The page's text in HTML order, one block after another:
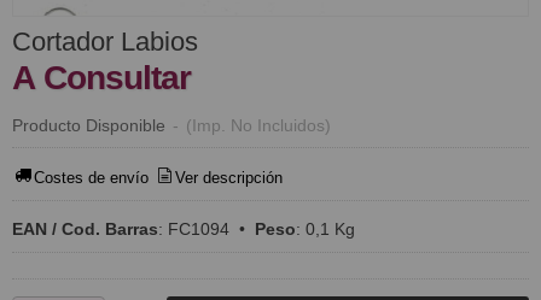
Cortador Labios
A Consultar
Producto Disponible - (Imp. No Incluidos)
Costes de envío Ver descripción
EAN / Cod. Barras: FC1094 • Peso: 0,1 Kg